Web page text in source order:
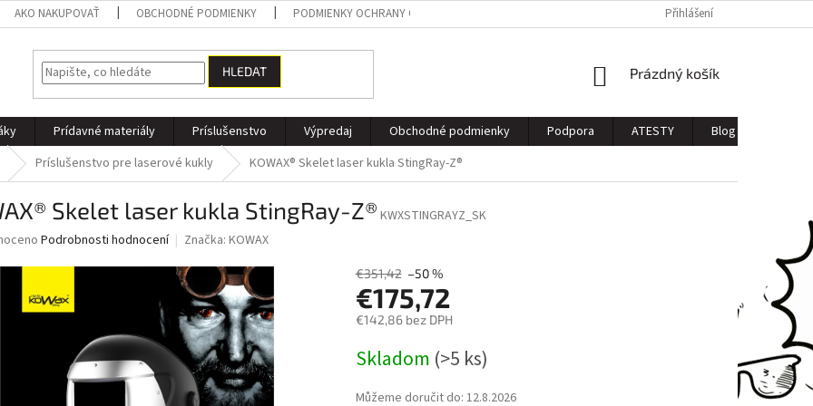
AKO NAKUPOVAŤ OBCHODNÉ PODMIENKY PODMIENKY OCHRANY OSOBNÝCH ÚDAJOV Přihlášení
HLEDAT
NÁKUPNÍ
Prázdný košík
Prídavné materiály Príslušenstvo Výpredaj Obchodné podmienky Podpora ATESTY Blog
Príslušenstvo pre laserové kukly KOWAX® Skelet laser kukla StingRay-Z®
Skelet laser kukla StingRay-Z® KWXSTINGRAYZ_SK
Podrobnosti hodnocení Značka: KOWAX
€351,42 –50 %
€175,72
€142,86 bez DPH
cena:
Skladom (>5 ks)
Můžeme doručit do: 12.8.2026